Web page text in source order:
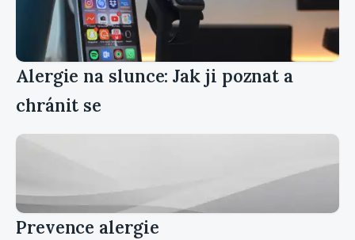
Alergie na slunce: Jak ji poznat a
chránit se
Prevence alergie